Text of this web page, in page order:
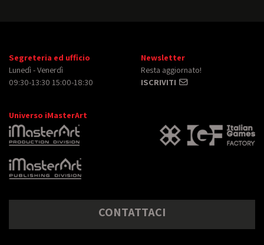
Segreteria ed ufficio
Lunedì - Venerdì
09:30-13:30 15:00-18:30
Newsletter
Resta aggiornato!
ISCRIVITI
Universo iMasterArt
CONTATTACI